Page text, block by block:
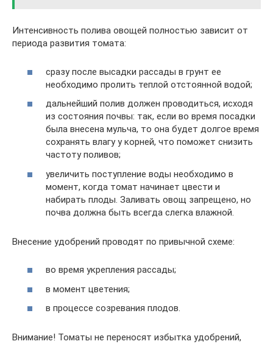
Интенсивность полива овощей полностью зависит от
периода развития томата:
сразу после высадки рассады в грунт ее
необходимо пролить теплой отстоянной водой;
дальнейший полив должен проводиться, исходя
из состояния почвы: так, если во время посадки
была внесена мульча, то она будет долгое время
сохранять влагу у корней, что поможет снизить
частоту поливов;
увеличить поступление воды необходимо в
момент, когда томат начинает цвести и
набирать плоды. Заливать овощ запрещено, но
почва должна быть всегда слегка влажной.
Внесение удобрений проводят по привычной схеме:
во время укрепления рассады;
в момент цветения;
в процессе созревания плодов.
Внимание! Томаты не переносят избытка удобрений,